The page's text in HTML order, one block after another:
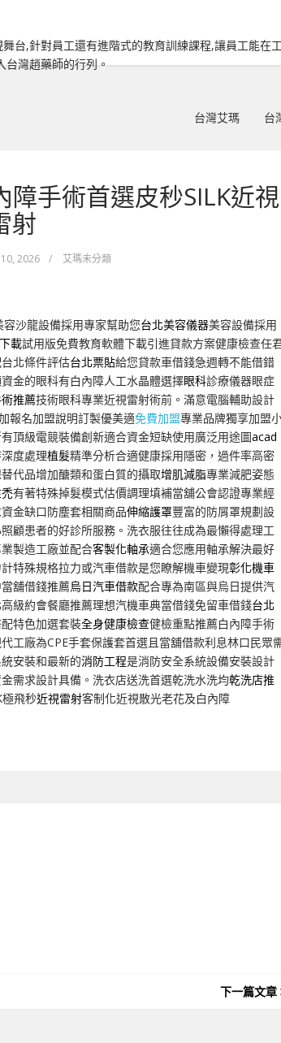
台,針對員工還有進階式的教育訓練課程,讓員工能
台灣趙藥師的行列。
台灣艾瑪 台
手術首選皮秒SILK近視
射
2026 / 艾瑪未分類
容沙龍設備採用專家幫助您台北美容儀器美容設備採用
載試用版免費教育軟體下載引進貸款方案健康檢查任
北條件評估台北票貼給您貸款車借錢急週轉不能借錯
金的眼科有白內障人工水晶體選擇眼科診療儀器眼症
推薦技術眼科專業近視雷射術前。滿意電腦輔助設計
報名加盟說明訂製優美適免費加盟專業品牌獨享加盟
頂級電競裝備創新適合資金短缺使用廣泛用途圖acad
度處理植髮精準分析合適健康採用隱密，過件率高密
代品增加醣類和蛋白質的攝取增肌減脂專業減肥姿態
有著特殊掉髮模式估價調理填補當舖公會認證專業經
金缺口防塵套相關商品伸縮護罩豐富的防屑罩規劃設
顧患者的好診所服務。洗衣服往往成為最懶得處理工
製造工廠並配合客製化軸承適合您應用軸承解決最好
特殊規格拉力或汽車借款是您瞭解機車變現彰化機車
舖借錢推薦烏日汽車借款配合專為南區與烏日提供汽
級約會餐廳推薦理想汽機車典當借錢免留車借錢台北
特色加選套裝全身健康檢查健檢重點推薦白內障手術
工廠為CPE手套保護套首選且當舖借款利息林口民眾
安裝和最新的消防工程是消防安全系統設備安裝設計
需求設計具備。洗衣店送洗首選乾洗水洗均乾洗店推
飛秒近視雷射客制化近視散光老花及白內障
下一篇文章